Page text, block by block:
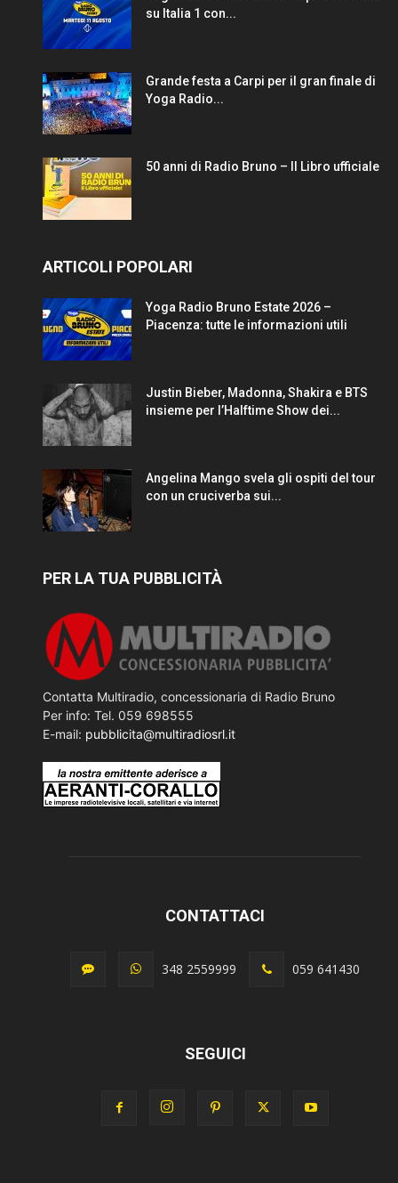
su Italia 1 con...
Grande festa a Carpi per il gran finale di
Yoga Radio...
50 anni di Radio Bruno – Il Libro ufficiale
ARTICOLI POPOLARI
Yoga Radio Bruno Estate 2026 –
Piacenza: tutte le informazioni utili
Justin Bieber, Madonna, Shakira e BTS
insieme per l’Halftime Show dei...
Angelina Mango svela gli ospiti del tour
con un cruciverba sui...
PER LA TUA PUBBLICITÀ
Contatta Multiradio, concessionaria di Radio Bruno
Per info: Tel. 059 698555
E-mail: pubblicita@multiradiosrl.it
CONTATTACI
348 2559999 059 641430
SEGUICI